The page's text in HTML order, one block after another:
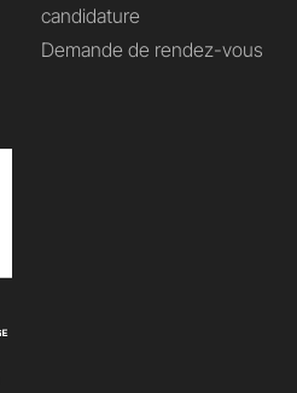
candidature
Demande de rendez-vous